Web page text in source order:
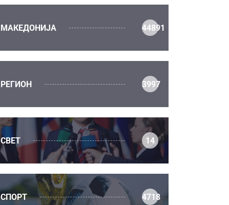
МАКЕДОНИЈА 44891
РЕГИОН 3997
СВЕТ 14
СПОРТ 4718